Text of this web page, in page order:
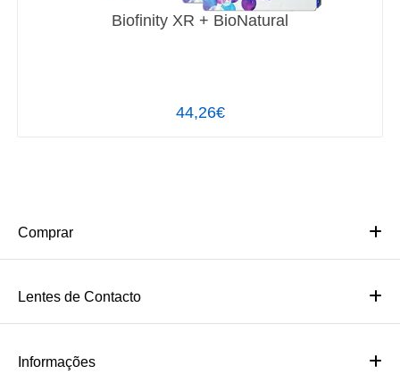
Biofinity XR + BioNatural
44,26€
Comprar
Lentes de Contacto
Informações